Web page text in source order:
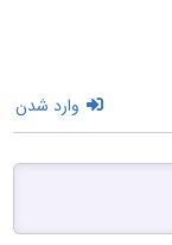
وارد شدن